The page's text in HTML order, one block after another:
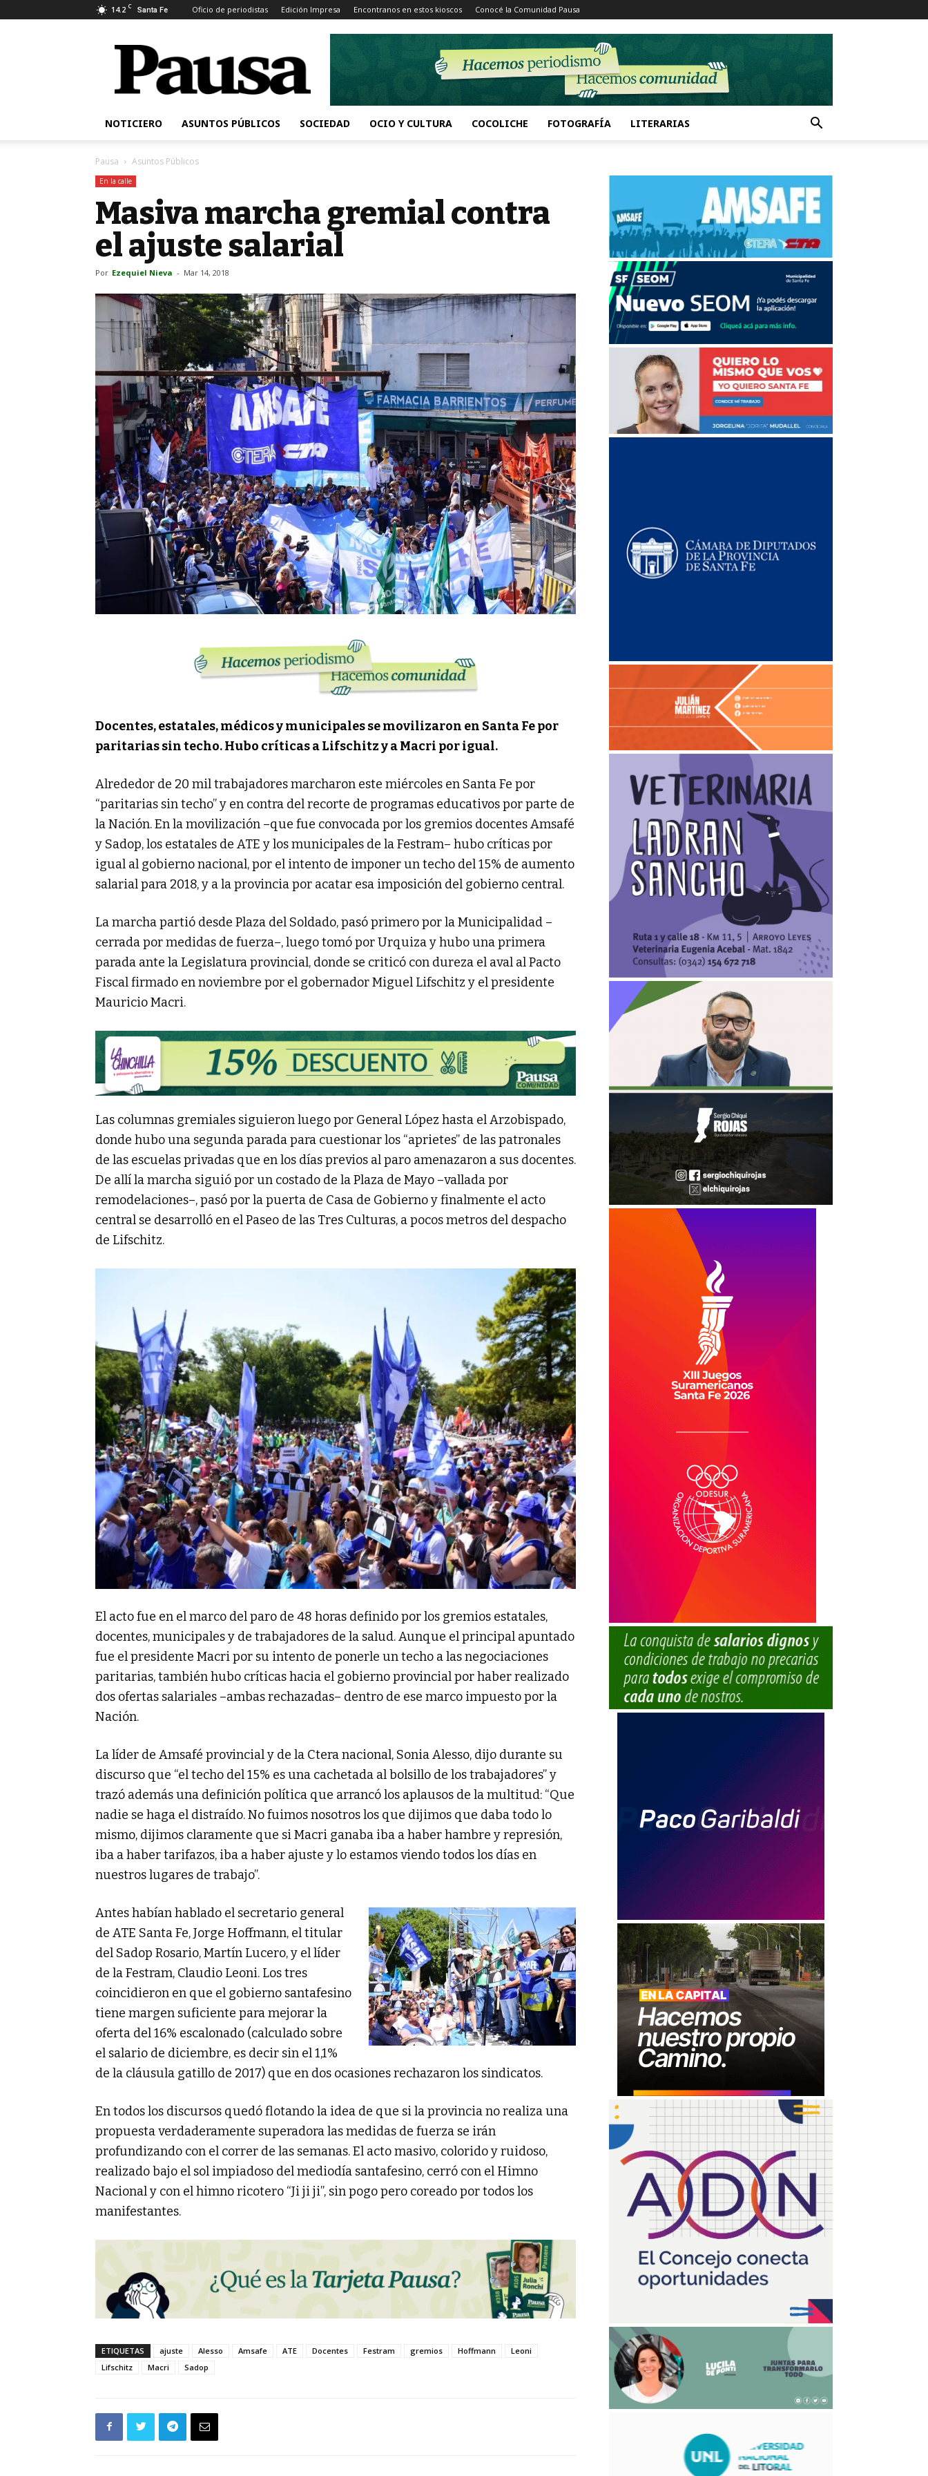
14.2 C Santa Fe Oficio de periodistas Edición Impresa Encontranos en estos kioscos Conocé la Comunidad Pausa
Pausa
NOTICIERO ASUNTOS PÚBLICOS SOCIEDAD OCIO Y CULTURA COCOLICHE FOTOGRAFÍA LITERARIAS
Pausa Asuntos Públicos
En la calle
Masiva marcha gremial contra
el ajuste salarial
Por Ezequiel Nieva - Mar 14, 2018
Docentes, estatales, médicos y municipales se movilizaron en Santa Fe por
paritarias sin techo. Hubo críticas a Lifschitz y a Macri por igual.
Alrededor de 20 mil trabajadores marcharon este miércoles en Santa Fe por
“paritarias sin techo” y en contra del recorte de programas educativos por parte de
la Nación. En la movilización –que fue convocada por los gremios docentes Amsafé
y Sadop, los estatales de ATE y los municipales de la Festram– hubo críticas por
igual al gobierno nacional, por el intento de imponer un techo del 15% de aumento
salarial para 2018, y a la provincia por acatar esa imposición del gobierno central.
La marcha partió desde Plaza del Soldado, pasó primero por la Municipalidad –
cerrada por medidas de fuerza–, luego tomó por Urquiza y hubo una primera
parada ante la Legislatura provincial, donde se criticó con dureza el aval al Pacto
Fiscal firmado en noviembre por el gobernador Miguel Lifschitz y el presidente
Mauricio Macri.
Las columnas gremiales siguieron luego por General López hasta el Arzobispado,
donde hubo una segunda parada para cuestionar los “aprietes” de las patronales
de las escuelas privadas que en los días previos al paro amenazaron a sus docentes.
De allí la marcha siguió por un costado de la Plaza de Mayo –vallada por
remodelaciones–, pasó por la puerta de Casa de Gobierno y finalmente el acto
central se desarrolló en el Paseo de las Tres Culturas, a pocos metros del despacho
de Lifschitz.
El acto fue en el marco del paro de 48 horas definido por los gremios estatales,
docentes, municipales y de trabajadores de la salud. Aunque el principal apuntado
fue el presidente Macri por su intento de ponerle un techo a las negociaciones
paritarias, también hubo críticas hacia el gobierno provincial por haber realizado
dos ofertas salariales –ambas rechazadas– dentro de ese marco impuesto por la
Nación.
La líder de Amsafé provincial y de la Ctera nacional, Sonia Alesso, dijo durante su
discurso que “el techo del 15% es una cachetada al bolsillo de los trabajadores” y
trazó además una definición política que arrancó los aplausos de la multitud: “Que
nadie se haga el distraído. No fuimos nosotros los que dijimos que daba todo lo
mismo, dijimos claramente que si Macri ganaba iba a haber hambre y represión,
iba a haber tarifazos, iba a haber ajuste y lo estamos viendo todos los días en
nuestros lugares de trabajo”.
Antes habían hablado el secretario general
de ATE Santa Fe, Jorge Hoffmann, el titular
del Sadop Rosario, Martín Lucero, y el líder
de la Festram, Claudio Leoni. Los tres
coincidieron en que el gobierno santafesino
tiene margen suficiente para mejorar la
oferta del 16% escalonado (calculado sobre
el salario de diciembre, es decir sin el 1,1%
de la cláusula gatillo de 2017) que en dos ocasiones rechazaron los sindicatos.
En todos los discursos quedó flotando la idea de que si la provincia no realiza una
propuesta verdaderamente superadora las medidas de fuerza se irán
profundizando con el correr de las semanas. El acto masivo, colorido y ruidoso,
realizado bajo el sol impiadoso del mediodía santafesino, cerró con el Himno
Nacional y con el himno ricotero “Ji ji ji”, sin pogo pero coreado por todos los
manifestantes.
ETIQUETAS ajuste Alesso Amsafe ATE Docentes Festram gremios Hoffmann
Leoni
Lifschitz
Macri Sadop